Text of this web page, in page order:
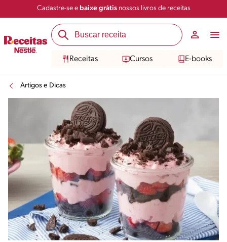
Cadastre-se e baixe grátisnossos livros de receitas
Receitas Cursos E-books
Artigos e Dicas